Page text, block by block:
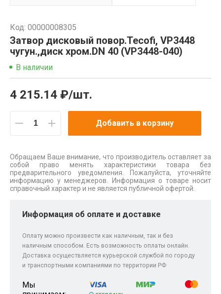
Код: 00000008305
Затвор дисковый повор.Tecofi, VP3448
чугун.,диск хром.DN 40 (VP3448-040)
В наличии
4 215.14 ₽/шт.
Добавить в корзину
Обращаем Ваше внимание, что производитель оставляет за
собой право менять характеристики товара без
предварительного уведомления. Пожалуйста, уточняйте
информацию у менеджеров. Информация о товаре носит
справочный характер и не является публичной офертой.
Информация об оплате и доставке
Оплату можно произвести как наличным, так и без
наличным способом. Есть возможность оплаты онлайн.
Доставка осуществляется курьерской службой по городу
и транспортными компаниями по территории РФ
Мы